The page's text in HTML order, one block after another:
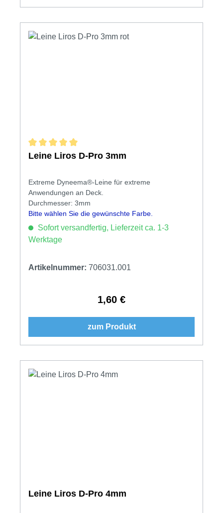
Durchschnittliche Bewertung von 5 von 5 Sternen
Leine Liros D-Pro 3mm
Extreme Dyneema®-Leine für extreme
Anwendungen an Deck.
Durchmesser: 3mm
Bitte wählen Sie die gewünschte Farbe.
Sofort versandfertig, Lieferzeit ca. 1-3
Werktage
Artikelnummer: 706031.001
Regulärer Preis:
1,60 €
zum Produkt
Leine Liros D-Pro 4mm